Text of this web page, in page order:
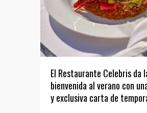
El Restaurante Celebris da
bienvenida al verano con
y exclusiva carta de